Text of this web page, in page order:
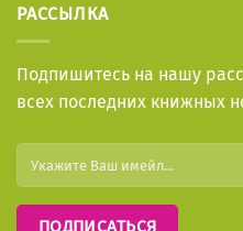
РАССЫЛКА
Подпишитесь на нашу
всех последних книжных